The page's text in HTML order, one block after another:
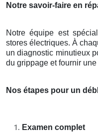
Notre savoir-faire en
Notre équipe est
stores électriques. À
un diagnostic minutieux
du grippage et fournir
Nos étapes pour un
Examen complet